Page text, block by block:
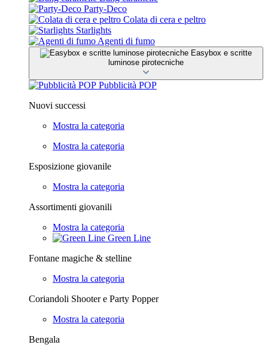
Party-Deco
Colata di cera e peltro
Starlights
Agenti di fumo
Easybox e scritte
luminose pirotecniche
Pubblicità POP
Nuovi successi
Mostra la categoria
Mostra la categoria
Esposizione giovanile
Mostra la categoria
Assortimenti giovanili
Mostra la categoria
Green Line
Fontane magiche & stelline
Mostra la categoria
Coriandoli Shooter e Party Popper
Mostra la categoria
Bengala